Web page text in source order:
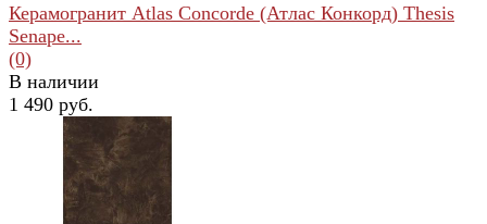
избранное сравнить
Керамогранит Atlas Concorde (Атлас Конкорд) Thesis
Senape...
(0)
В наличии
1 490 руб.